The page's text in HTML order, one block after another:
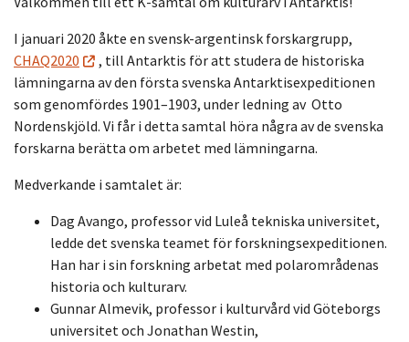
I januari 2020 åkte en svensk-argentinsk forskargrupp,
CHAQ2020
, till Antarktis för att studera de historiska
lämningarna av den första svenska Antarktisexpeditionen
som genomfördes 1901–1903, under ledning av Otto
Nordenskjöld. Vi får i detta samtal höra några av de svenska
forskarna berätta om arbetet med lämningarna.
Medverkande i samtalet är:
Dag Avango, professor vid Luleå tekniska universitet,
ledde det svenska teamet för forskningsexpeditionen.
Han har i sin forskning arbetat med polarområdenas
historia och kulturarv.
Gunnar Almevik, professor i kulturvård vid Göteborgs
universitet och Jonathan Westin,